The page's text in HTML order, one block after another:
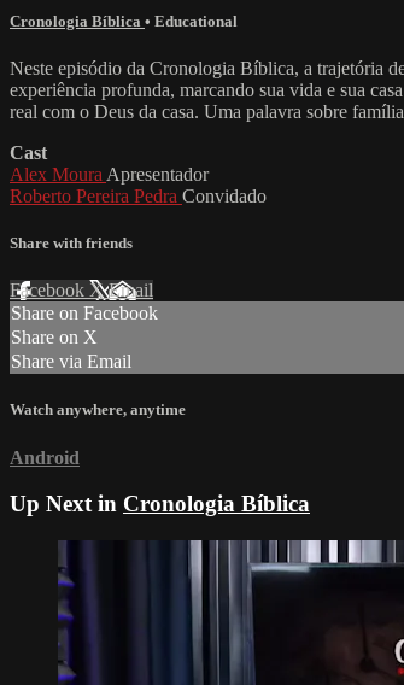
Cronologia Bíblica • Educational
Neste episódio da Cronologia Bíblica, a trajetória
experiência profunda, marcando sua vida e sua
real com o Deus da casa. Uma palavra sobre
Cast
Alex Moura Apresentador
Roberto Pereira Pedra Convidado
Share with friends
Facebook XEmail
Share on Facebook
Share on X
Share via Email
Watch anywhere, anytime
Android
Up Next in Cronologia Bíblica